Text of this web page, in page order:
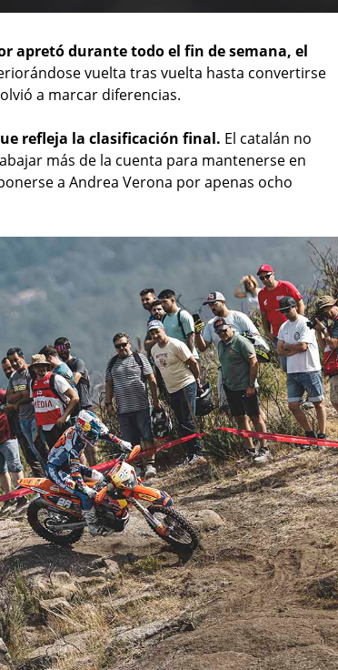
apretó durante todo el fin de semana, el
vuelta tras vuelta hasta convertirse
a marcar diferencias.
refleja la clasificación final. El catalán no
más de la cuenta para mantenerse en
a Andrea Verona por apenas ocho